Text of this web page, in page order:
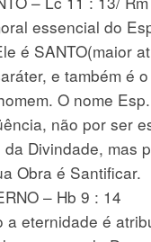
essencial do
é SANTO(maior
e também é
O nome
não por ser
Divindade, mas
Obra é Santificar.
– Hb 9 : 14
a eternidade é